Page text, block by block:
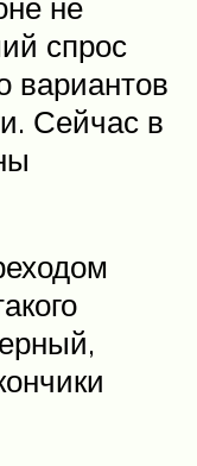
спрос
вариантов
Сейчас в